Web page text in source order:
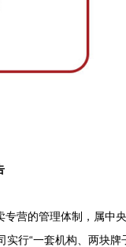
营的管理体制，属中
行“一套机构、两块牌